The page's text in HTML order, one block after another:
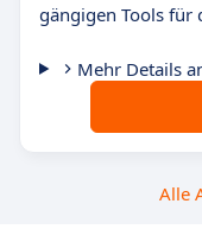
gängigen Tools für
Mehr Details
Alle